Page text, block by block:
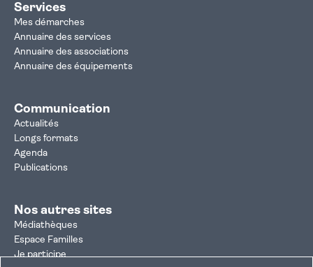
Services
Mes démarches
Annuaire des services
Annuaire des associations
Annuaire des équipements
Communication
Actualités
Longs formats
Agenda
Publications
Nos autres sites
Médiathèques
Espace Familles
Je participe